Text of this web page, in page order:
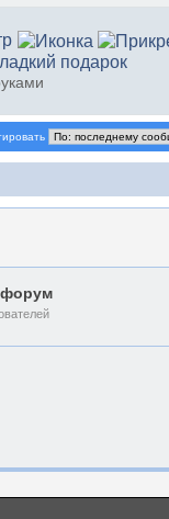
подарок
форум